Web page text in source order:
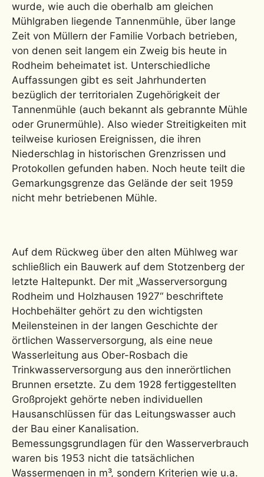
wurde, wie auch die oberhalb am gleichen
Mühlgraben liegende Tannenmühle, über lange
Zeit von Müllern der Familie Vorbach betrieben,
von denen seit langem ein Zweig bis heute in
Rodheim beheimatet ist. Unterschiedliche
Auffassungen gibt es seit Jahrhunderten
bezüglich der territorialen Zugehörigkeit der
Tannenmühle (auch bekannt als gebrannte Mühle
oder Grunermühle). Also wieder Streitigkeiten mit
teilweise kuriosen Ereignissen, die ihren
Niederschlag in historischen Grenzrissen und
Protokollen gefunden haben. Noch heute teilt die
Gemarkungsgrenze das Gelände der seit 1959
nicht mehr betriebenen Mühle.
Auf dem Rückweg über den alten Mühlweg war
schließlich ein Bauwerk auf dem Stotzenberg der
letzte Haltepunkt. Der mit „Wasserversorgung
Rodheim und Holzhausen 1927“ beschriftete
Hochbehälter gehört zu den wichtigsten
Meilensteinen in der langen Geschichte der
örtlichen Wasserversorgung, als eine neue
Wasserleitung aus Ober-Rosbach die
Trinkwasserversorgung aus den innerörtlichen
Brunnen ersetzte. Zu dem 1928 fertiggestellten
Großprojekt gehörte neben individuellen
Hausanschlüssen für das Leitungswasser auch
der Bau einer Kanalisation.
Bemessungsgrundlagen für den Wasserverbrauch
waren bis 1953 nicht die tatsächlichen
Wassermengen in m³, sondern Kriterien wie u.a.